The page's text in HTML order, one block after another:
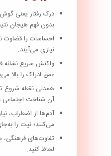
درک رفتار یعنی
بدون فهم هیجان
احساسات را قضاوت
نیازی می‌آیند.
واکنش سریع نشانه
عمق ادراک را بالا
همدلی نقطه شروع
آن شناخت اجتماعی
آدم‌ها از اضطراب،
می‌کنند؛ نیت را
تفاوت‌های
لحاظ کنید.